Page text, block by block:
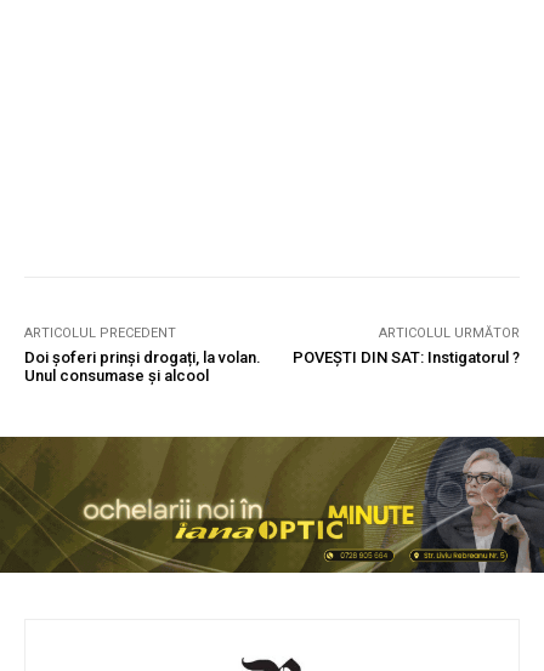
ARTICOLUL PRECEDENT
Doi șoferi prinși drogați, la volan.
Unul consumase și alcool
ARTICOLUL URMĂTOR
POVEȘTI DIN SAT: Instigatorul ?